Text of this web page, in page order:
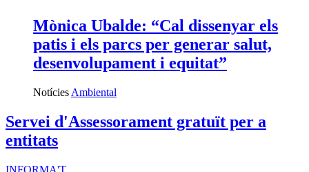
Mònica Ubalde: “Cal dissenyar els
patis i els parcs per generar salut,
desenvolupament i equitat”
Notícies Ambiental
Servei d'Assessorament gratuït per a
entitats
INFORMA'T